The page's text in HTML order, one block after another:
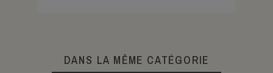
DANS LA MÊME CATÉGORIE